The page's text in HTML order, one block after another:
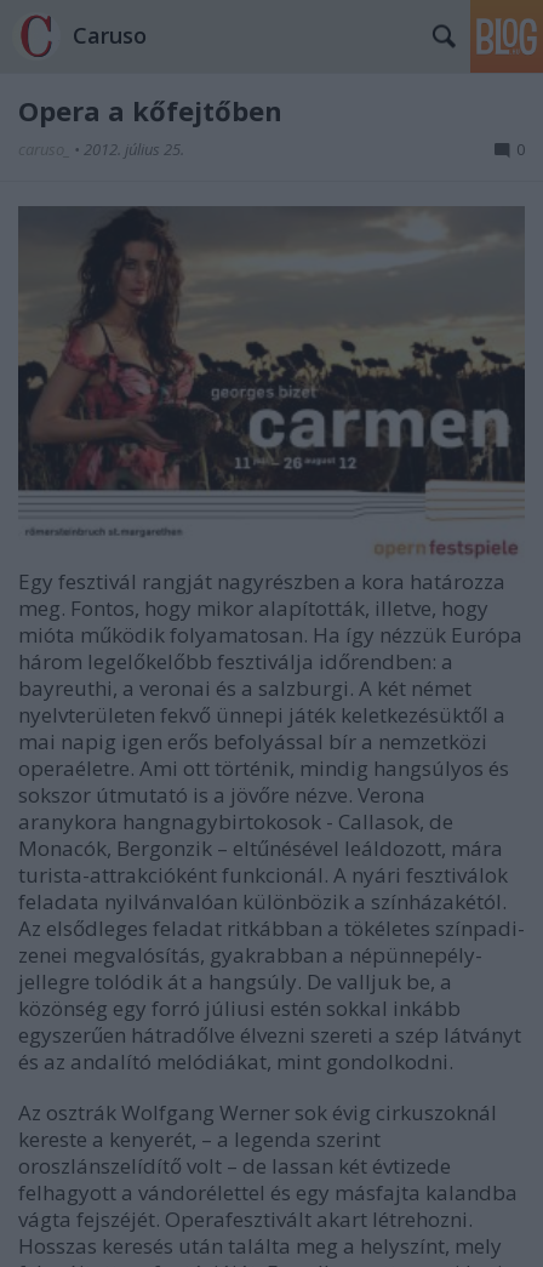
Caruso
Opera a kőfejtőben
caruso_ • 2012. július 25. 0
Egy fesztivál rangját nagyrészben a kora határozza
meg. Fontos, hogy mikor alapították, illetve, hogy
mióta működik folyamatosan. Ha így nézzük Európa
három legelőkelőbb fesztiválja időrendben: a
bayreuthi, a veronai és a salzburgi. A két német
nyelvterületen fekvő ünnepi játék keletkezésüktől a
mai napig igen erős befolyással bír a nemzetközi
operaéletre. Ami ott történik, mindig hangsúlyos és
sokszor útmutató is a jövőre nézve. Verona
aranykora hangnagybirtokosok - Callasok, de
Monacók, Bergonzik – eltűnésével leáldozott, mára
turista-attrakcióként funkcionál. A nyári fesztiválok
feladata nyilvánvalóan különbözik a színházakétól.
Az elsődleges feladat ritkábban a tökéletes színpadi-
zenei megvalósítás, gyakrabban a népünnepély-
jellegre tolódik át a hangsúly. De valljuk be, a
közönség egy forró júliusi estén sokkal inkább
egyszerűen hátradőlve élvezni szereti a szép látványt
és az andalító melódiákat, mint gondolkodni.
Az osztrák Wolfgang Werner sok évig cirkuszoknál
kereste a kenyerét, – a legenda szerint
oroszlánszelídítő volt – de lassan két évtizede
felhagyott a vándorélettel és egy másfajta kalandba
vágta fejszéjét. Operafesztivált akart létrehozni.
Hosszas keresés után találta meg a helyszínt, mely